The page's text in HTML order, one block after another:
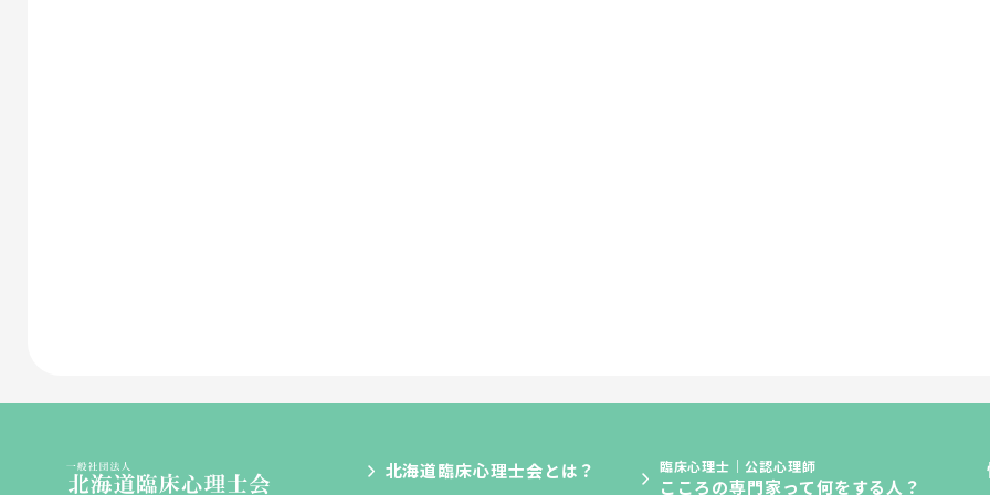
北海道臨床心理士会とは？ 臨床心理士｜公認心理師
こころの専門家って何をする人？